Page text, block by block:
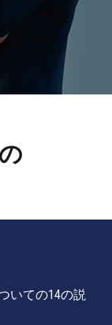
いての14の説